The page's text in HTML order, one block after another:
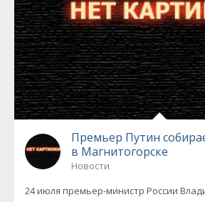
Премьер Путин
в Магнитогорске
Новости
24 июля премьер-министр России